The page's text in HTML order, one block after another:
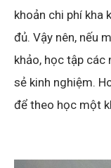
khoản chi phí kha
đủ. Vậy nên, nếu
khảo, học tập các
sẻ kinh nghiệm.
để theo học một